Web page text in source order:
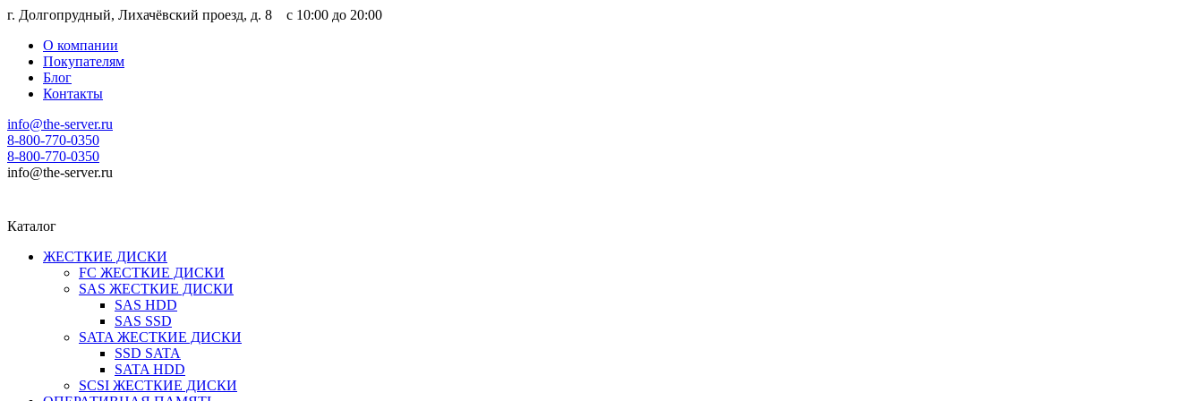
г. Долгопрудный, Лихачёвский проезд, д. 8 c 10:00 до 20:00
О компании
Покупателям
Блог
Контакты
info@the-server.ru
8-800-770-0350
8-800-770-0350
info@the-server.ru
Каталог
ЖЕСТКИЕ ДИСКИ
FC ЖЕСТКИЕ ДИСКИ
SAS ЖЕСТКИЕ ДИСКИ
SAS HDD
SAS SSD
SATA ЖЕСТКИЕ ДИСКИ
SSD SATA
SATA HDD
SCSI ЖЕСТКИЕ ДИСКИ